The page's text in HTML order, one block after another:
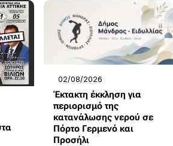
02/08/2026
Έκτακτη έκκληση για
περιορισμό της
κατανάλωσης νερού σε
Πόρτο Γερμενό και
Προσήλι